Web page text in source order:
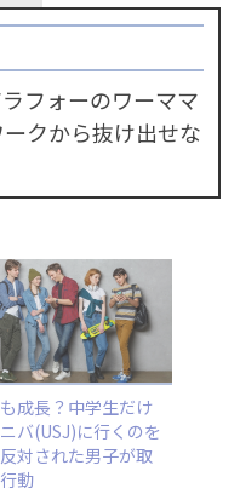
フォーのワーママ
クから抜け出せな
成長？中学生だけ
バ(USJ)に行くのを
対された男子が取
動